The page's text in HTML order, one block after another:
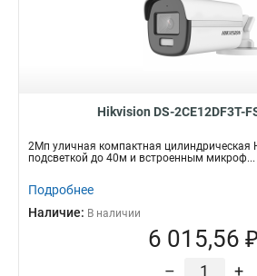
Hikvision DS-2CE12DF3T-
2Мп уличная компактная цилиндрическая
подсветкой до 40м и встроенным микроф...
Подробнее
Наличие: В наличии
6 015,56 ₽
– +